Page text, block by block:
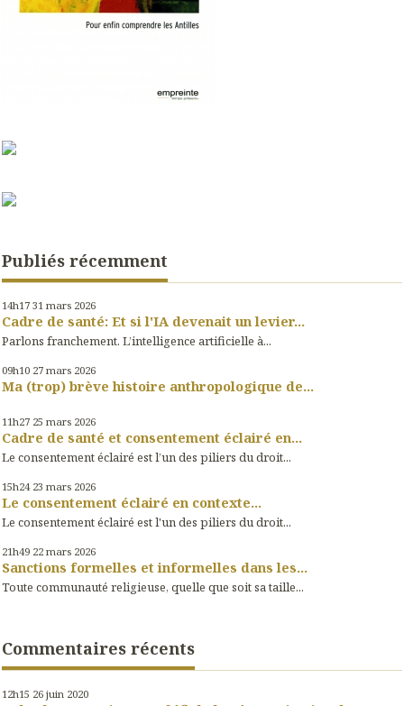
Publiés récemment
14h17 31 mars 2026
Cadre de santé: Et si l'IA devenait un levier...
Parlons franchement. L’intelligence artificielle à...
09h10 27 mars 2026
Ma (trop) brève histoire anthropologique de...
11h27 25 mars 2026
Cadre de santé et consentement éclairé en...
Le consentement éclairé est l’un des piliers du droit...
15h24 23 mars 2026
Le consentement éclairé en contexte...
Le consentement éclairé est l'un des piliers du droit...
21h49 22 mars 2026
Sanctions formelles et informelles dans les...
Toute communauté religieuse, quelle que soit sa taille...
Commentaires récents
12h15 26 juin 2020